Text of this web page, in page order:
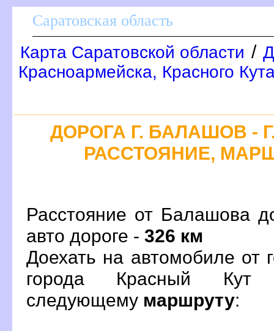
Саратовская область
Карта Саратовской области /
Красноармейска, Красного
ДОРОГА Г. БАЛАШОВ -
РАССТОЯНИЕ,
Расстояние от Балашова
авто дороге - 326 км
Доехать на автомобиле от
орода Красный Кут
следующему маршруту: